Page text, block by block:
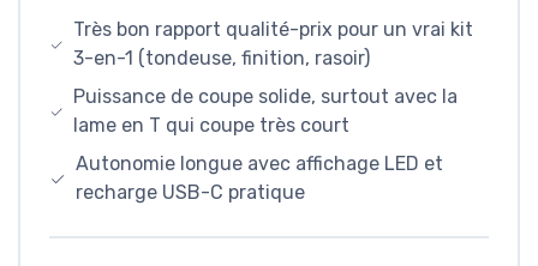
Très bon rapport qualité-prix pour un vrai kit
3-en-1 (tondeuse, finition, rasoir)
Puissance de coupe solide, surtout avec la
lame en T qui coupe très court
Autonomie longue avec affichage LED et
recharge USB-C pratique